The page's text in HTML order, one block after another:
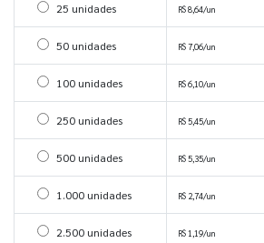
Selecionar 25 unidades
25 unidades R$ 8,64/un
Selecionar 50 unidades
50 unidades R$ 7,06/un
Selecionar 100 unidades
100 unidades R$ 6,10/un
Selecionar 250 unidades
250 unidades R$ 5,45/un
Selecionar 500 unidades
500 unidades R$ 5,35/un
Selecionar 1000 unidades
1.000 unidades R$ 2,74/un
Selecionar 2500 unidades
2.500 unidades R$ 1,19/un